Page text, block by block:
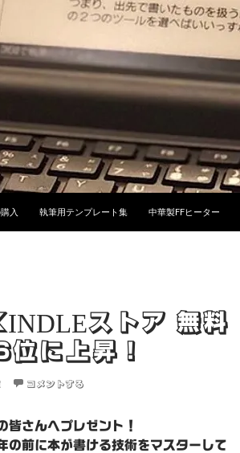
入 執筆用テンプレート集 中華製FFヒーター
ストア 無料
に上昇！
コメントする
皆さんへプレゼント！
の前に本が書ける技術をマスターして